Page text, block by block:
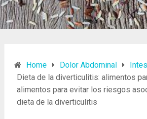
Home Dolor Abdominal
Dieta de la diverticulitis: alimentos
alimentos para evitar los riesgos
dieta de la diverticulitis